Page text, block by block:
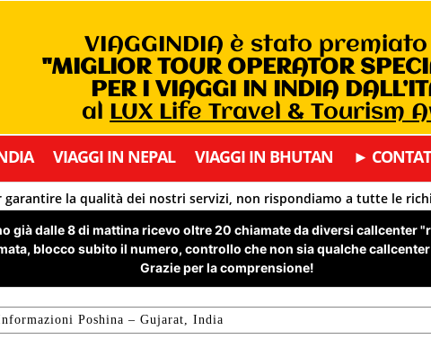
VIAGGINDIA è stato
"MIGLIOR TOUR OPERATOR
PER I VIAGGI IN INDIA
al LUX Life Travel & Tourism
VIAGGI IN NEPAL VIAGGI IN BHUTAN ►
garantire la qualità dei nostri servizi, non rispondiamo a tutte le
già dalle 8 di mattina ricevo oltre 20 chiamate da diversi callcenter
blocco subito il numero, controllo che non sia qualche
Grazie per la comprensione!
Poshina – Gujarat, India